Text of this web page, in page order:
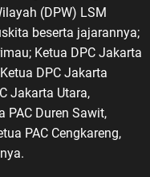
(DPW) LSM
beserta jajarannya;
Ketua DPC Jakarta
DPC Jakarta
Jakarta Utara,
PAC Duren Sawit,
PAC Cengkareng,